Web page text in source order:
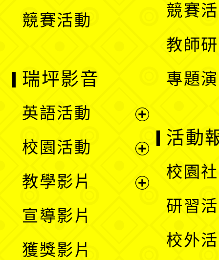
競賽活動
競賽
教師
專題
瑞坪影音
英語活動
選
校園活動
教學影片
宣導影片
獲獎影片
活動
校園
研習
校外